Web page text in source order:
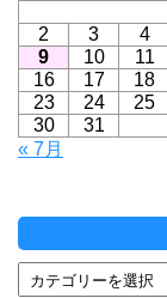
2
3 4
9
10 11
16
17 18
23
24 25
30
31
« 7月